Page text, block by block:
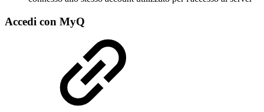
Accedi con MyQ